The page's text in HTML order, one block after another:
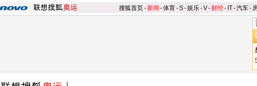
搜狐首页-新闻 -体育-S-娱乐-V- 财经- IT-汽车-